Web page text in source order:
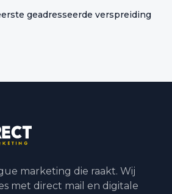
geadresseerde verspreiding
marketing die raakt. Wij
met direct mail en digitale